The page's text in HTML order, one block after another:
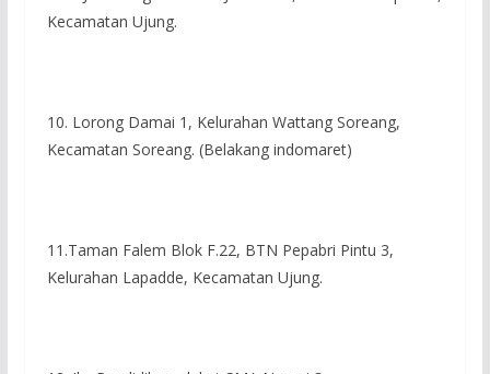
Kecamatan Ujung.
10. Lorong Damai 1, Kelurahan Wattang Soreang,
Kecamatan Soreang. (Belakang indomaret)
11.Taman Falem Blok F.22, BTN Pepabri Pintu 3,
Kelurahan Lapadde, Kecamatan Ujung.